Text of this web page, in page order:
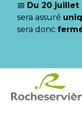
📅 Du 20 juillet
sera assuré
sera donc
contenu
pied